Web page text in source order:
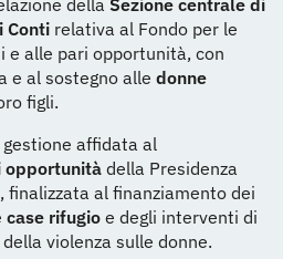
della Sezione centrale di
Conti relativa al Fondo per le
alle pari opportunità, con
e al sostegno alle donne
figli.
affidata al
opportunità della Presidenza
finalizzata al finanziamento dei
case rifugio e degli interventi di
violenza sulle donne.